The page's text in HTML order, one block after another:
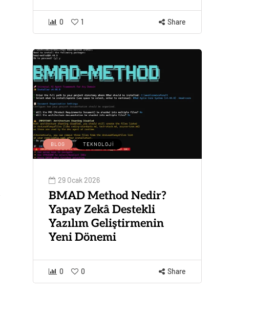
0 1 Share
BLOG TEKNOLOJI
29 Ocak 2026
BMAD Method Nedir?
Yapay Zekâ Destekli
Yazılım Geliştirmenin
Yeni Dönemi
0 0 Share